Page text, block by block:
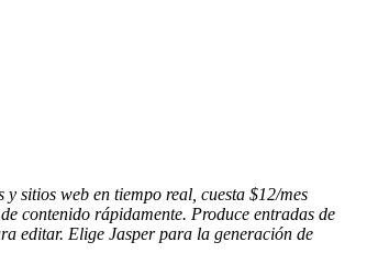
sitios web en tiempo real, cuesta $12/mes
contenido rápidamente. Produce entradas de
editar. Elige Jasper para la generación de